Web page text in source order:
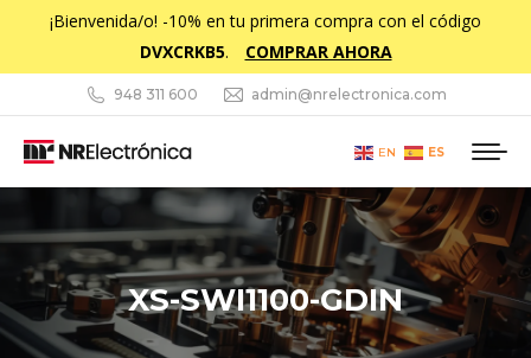
¡Bienvenida/o! -10% en tu primera compra con el código
DVXCRKB5. COMPRAR AHORA
948 311 600 admin@nrelectronica.com
EN ES
XS-SWI1100-GDIN
Estás aquí: